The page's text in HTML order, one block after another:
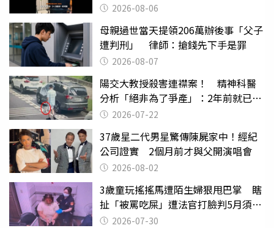
2026-08-06
母親過世當天提領206萬辦後事「父子
遭判刑」 律師：搶錢先下手是罪
2026-08-07
陽交大教授殺害連襟案！ 精神科醫
分析「絕非為了爭產」：2年前就已言
行詭異
2026-07-22
37歲星二代男星驚傳陳屍家中！經紀
公司證實 2個月前才與父開演唱會
2026-08-02
3歲童玩搖搖馬遭陌生婦狠甩巴掌 瞎
扯「被罵吃屎」遭法官打臉判5月須入
監 2026-07-30